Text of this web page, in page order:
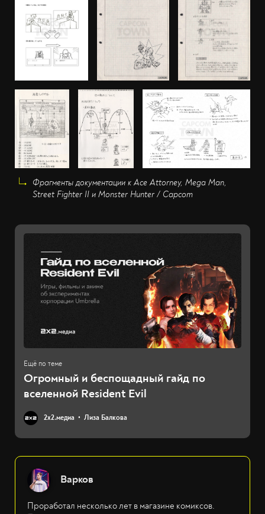
Фрагменты документации к Ace Attorney, Mega Man,
Street Fighter II и Monster Hunter / Capcom
Огромный и беспощадный гайд по
вселенной Resident Evil
2х2.медиа Лиза Балкова
Варков
Проработал несколько лет в магазине комиксов.